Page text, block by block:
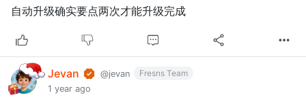
自动升级确实要点两次才能升级完成
Jevan @jevan
Fresns Team
1 year ago